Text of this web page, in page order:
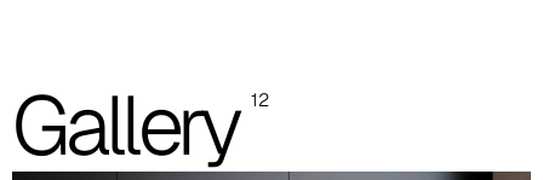
A 31F
A 32F
Gallery 12